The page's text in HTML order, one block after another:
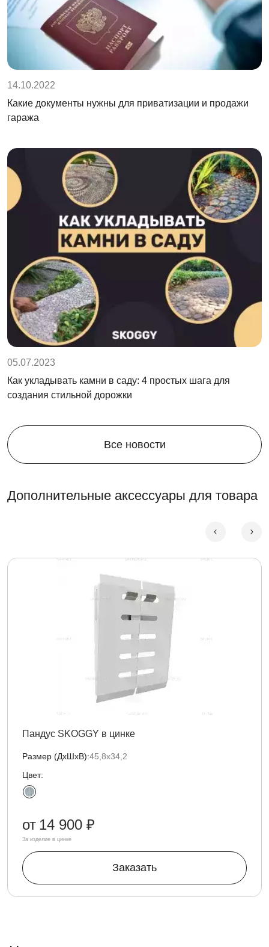
14.10.2022
Какие документы нужны для приватизации и продажи
гаража
05.07.2023
Как укладывать камни в саду: 4 простых шага для
создания стильной дорожки
Все новости
Дополнительные аксессуары для товара
Пандус SKOGGY в цинке
Размер (ДxШxВ):45,8х34,2
Цвет:
от 14 900 ₽
За изделие в цинке
Заказать